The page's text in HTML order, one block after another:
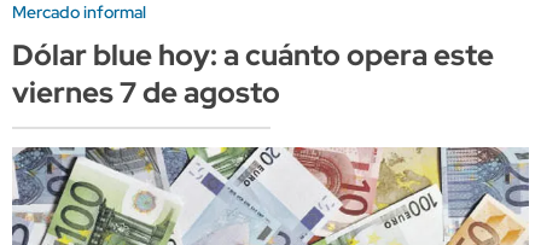
Mercado informal
Dólar blue hoy: a cuánto opera este
viernes 7 de agosto